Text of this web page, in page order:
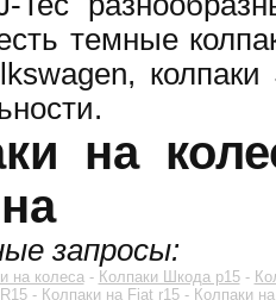
темные
на
запросы:
на колеса- Колпаки Шкода р15-
- Колпаки на Fiat r15 - Колпаки